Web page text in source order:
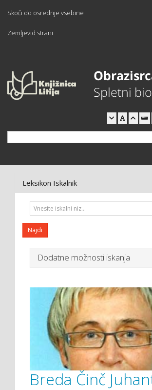
Skoči do osrednje vsebine
Zemljevid strani
Leksikon Iskalnik
Dodatne možnosti iskanja
Breda Činč